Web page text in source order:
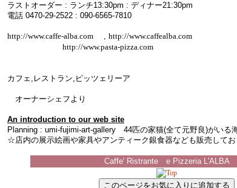
ラストオーダー : ランチ13:30pm : ディナー21:30pm
電話 0470-29-2522 : 090-6565-7810
http://www.caffe-alba.com , http://www.caffealba.com
http://www.pasta-pizza.com
カフェ,レストラン,ピッツェリーア
オーナーシェフより
An introduction to our web site
Planning : umi-fujimi-art-gallery 44匹の家猫(全て元野良)がいる
☆店内の展示絵画や家具やアンティーク銀食器なども販売して
Caffe' Ristrante e Pizzeria L'ALBA